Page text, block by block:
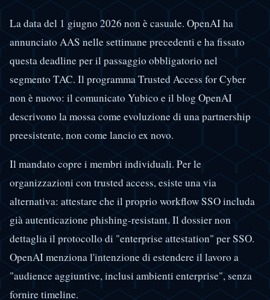
La data del 1 giugno 2026 non è casuale. OpenAI ha
annunciato AAS nelle settimane precedenti e ha fissato
questa deadline per il passaggio obbligatorio nel
segmento TAC. Il programma Trusted Access for Cyber
non è nuovo: il comunicato Yubico e il blog OpenAI
descrivono la mossa come evoluzione di una partnership
preesistente, non come lancio ex novo.
Il mandato copre i membri individuali. Per le
organizzazioni con trusted access, esiste una via
alternativa: attestare che il proprio workflow SSO includa
già autenticazione phishing-resistant. Il dossier non
dettaglia il protocollo di "enterprise attestation" per SSO.
OpenAI menziona l'intenzione di estendere il lavoro a
"audience aggiuntive, inclusi ambienti enterprise", senza
fornire timeline.